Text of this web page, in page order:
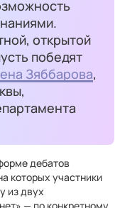
открытой
победят
Зяббарова,
дебатов
которых участники
из двух